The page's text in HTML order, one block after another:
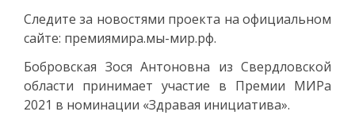
Следите за новостями проекта на официальном
сайте: премиямира.мы-мир.рф.
Бобровская Зося Антоновна из Свердловской
области принимает участие в Премии МИРа
2021 в номинации «Здравая инициатива».